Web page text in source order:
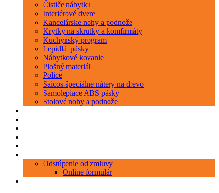
Čističe nábytku
Interiérové dvere
Kancelárske nohy a podnože
Krytky na skrutky a komfirmáty
Kuchynský program
Lepidlá_pásky
Nábytkové kovanie
Plošný materiál
Police
Saicos-špeciálne nátery na drevo
Samolepiace ABS pásky
Stolové nohy a podnože
Odstúpenie od zmluvy
Online formulár